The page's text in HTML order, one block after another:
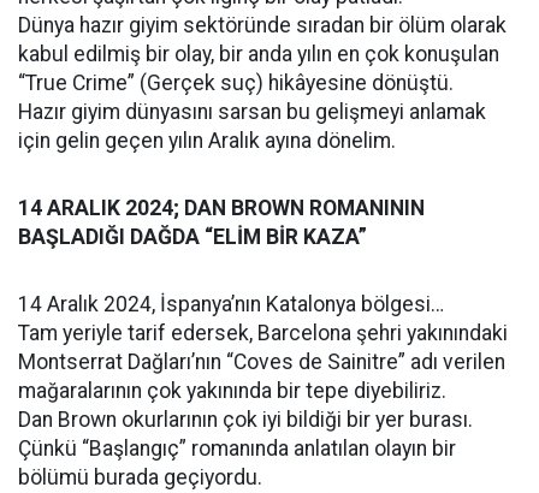
Dünya hazır giyim sektöründe sıradan bir ölüm olarak
kabul edilmiş bir olay, bir anda yılın en çok konuşulan
“True Crime” (Gerçek suç) hikâyesine dönüştü.
Hazır giyim dünyasını sarsan bu gelişmeyi anlamak
için gelin geçen yılın Aralık ayına dönelim.
14 ARALIK 2024; DAN BROWN ROMANININ
BAŞLADIĞI DAĞDA “ELİM BİR KAZA”
14 Aralık 2024, İspanya’nın Katalonya bölgesi…
Tam yeriyle tarif edersek, Barcelona şehri yakınındaki
Montserrat Dağları’nın “Coves de Sainitre” adı verilen
mağaralarının çok yakınında bir tepe diyebiliriz.
Dan Brown okurlarının çok iyi bildiği bir yer burası.
Çünkü “Başlangıç” romanında anlatılan olayın bir
bölümü burada geçiyordu.